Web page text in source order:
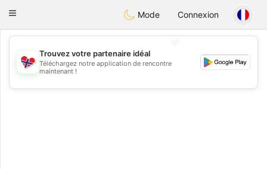
EkteNordmenn
Toggle
Mode Connexion
💖
💕
Trouvez votre partenaire idéal
Téléchargez notre application de rencontre
maintenant !